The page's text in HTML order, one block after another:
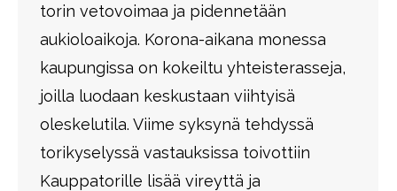
torin vetovoimaa ja pidennetään
aukioloaikoja. Korona-aikana monessa
kaupungissa on kokeiltu yhteisterasseja,
joilla luodaan keskustaan viihtyisä
oleskelutila. Viime syksynä tehdyssä
torikyselyssä vastauksissa toivottiin
Kauppatorille lisää vireyttä ja